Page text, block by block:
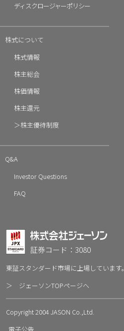
ディスクロージャーポリシー
株式について
株式情報
株主総会
株価情報
株主還元
＞株主優待制度
Q&A
Investor Questions
FAQ
証券コード：3080
東証スタンダード市場に上場しています。
＞ ジェーソンTOPページへ
Copyright 2004 JASON Co.,Ltd.